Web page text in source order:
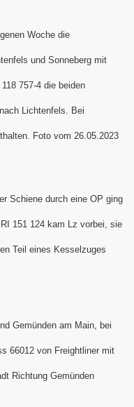
Woche die
und Sonneberg mit
757-4 die beiden
Lichtenfels. Bei
Foto vom 26.05.2023
Schiene durch eine OP ging
151 124 kam Lz vorbei, sie
Teil eines Kesselzuges
Gemünden am Main, bei
66012 von Freightliner mit
Richtung Gemünden